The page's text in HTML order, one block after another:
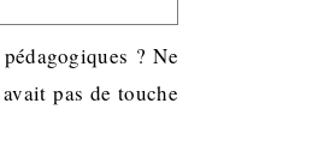
? Ne
pas de touche